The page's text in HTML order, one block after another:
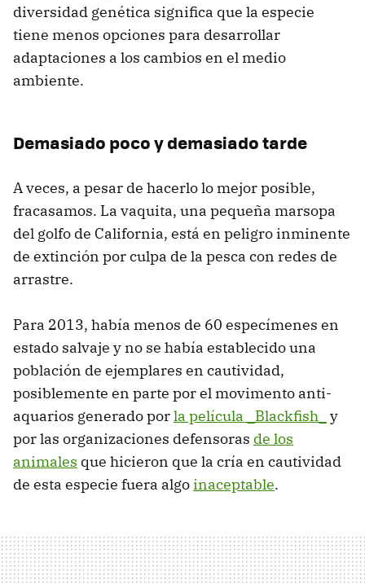
diversidad genética significa que la especie
tiene menos opciones para desarrollar
adaptaciones a los cambios en el medio
ambiente.
Demasiado poco y demasiado tarde
A veces, a pesar de hacerlo lo mejor posible,
fracasamos. La vaquita, una pequeña marsopa
del golfo de California, está en peligro inminente
de extinción por culpa de la pesca con redes de
arrastre.
Para 2013, había menos de 60 especímenes en
estado salvaje y no se había establecido una
población de ejemplares en cautividad,
posiblemente en parte por el movimento anti-
aquarios generado porla película _Blackfish_
y
por las organizaciones defensoras de los
animales que hicieron que la cría en cautividad
de esta especie fuera algoinaceptable.